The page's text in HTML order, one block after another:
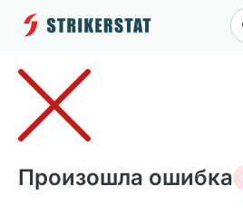
Произошла ошибка